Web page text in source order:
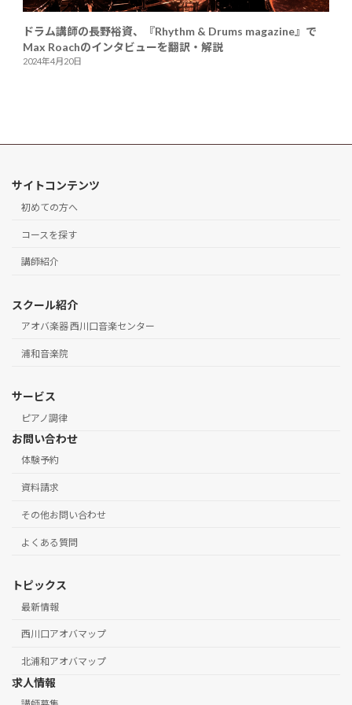
ドラム講師の長野裕資、『Rhythm & Drums magazine』で
Max Roachのインタビューを翻訳・解説
2024年4月20日
サイトコンテンツ
初めての方へ
コースを探す
講師紹介
スクール紹介
アオバ楽器 西川口音楽センター
浦和音楽院
サービス
ピアノ調律
お問い合わせ
体験予約
資料請求
その他お問い合わせ
よくある質問
トピックス
最新情報
西川口アオバマップ
北浦和アオバマップ
求人情報